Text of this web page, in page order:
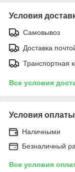
Условия
Самовывоз
Доставка
Транспортная
Все условия
Условия оплаты
Наличными
Безналичный
Все условия